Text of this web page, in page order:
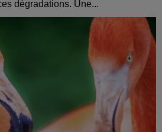
dégradations. Une...